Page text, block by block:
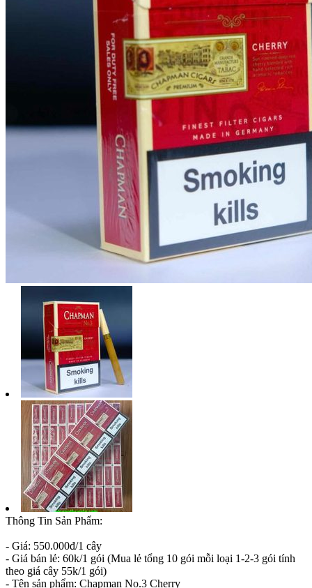
Thông Tin Sản Phẩm:
- Giá: 550.000đ/1 cây
- Giá bán lẻ: 60k/1 gói (Mua lẻ tổng 10 gói mỗi loại 1-2-3 gói tính
theo giá cây 55k/1 gói)
- Tên sản phẩm: Chapman No.3 Cherry